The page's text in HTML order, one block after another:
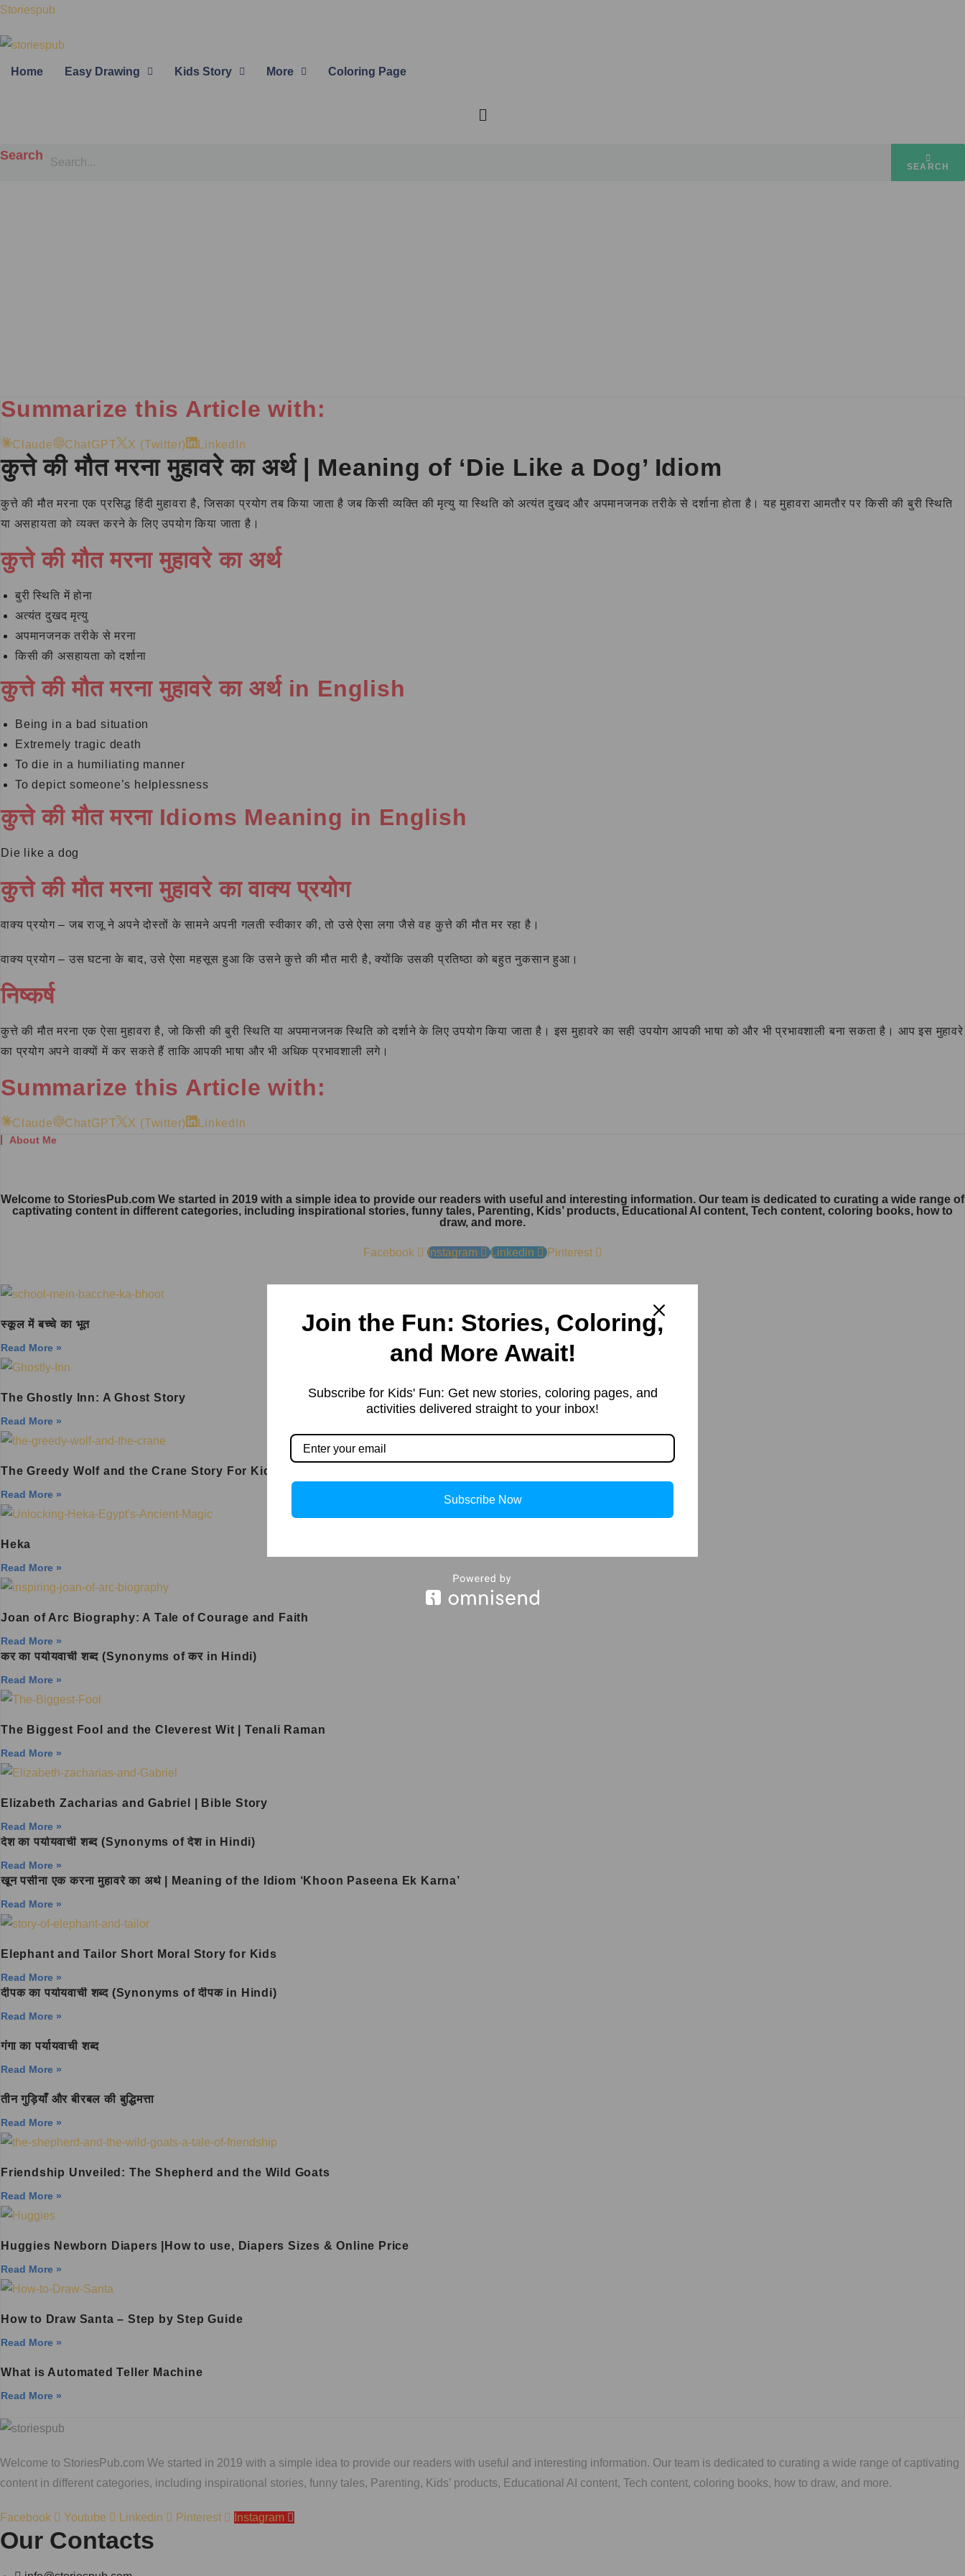
Skip
content
Storiespub
Home Easy Drawing Kids Story More Coloring Page
Search
SEARCH
Summarize this Article with:
Claude ChatGPT X (Twitter) LinkedIn
कुत्ते की मौत मरना मुहावरे का अर्थ | Meaning of ‘Die Like a Dog’ Idiom
कुत्ते की मौत मरना एक प्रसिद्ध हिंदी मुहावरा है, जिसका प्रयोग तब किया जाता है जब किसी व्यक्ति की मृत्यु या स्थिति को अत्यंत दुखद और अपमानजनक तरीके से दर्शाना होता है। यह मुहावरा आमतौर पर किसी की बुरी स्थिति
या असहायता को व्यक्त करने के लिए उपयोग किया जाता है।
कुत्ते की मौत मरना मुहावरे का अर्थ
बुरी स्थिति में होना
अत्यंत दुखद मृत्यु
अपमानजनक तरीके से मरना
किसी की असहायता को दर्शाना
कुत्ते की मौत मरना मुहावरे का अर्थ in English
Being in a bad situation
Extremely tragic death
To die in a humiliating manner
To depict someone’s helplessness
कुत्ते की मौत मरना Idioms Meaning in English
Die like a dog
कुत्ते की मौत मरना मुहावरे का वाक्य प्रयोग
वाक्य प्रयोग – जब राजू ने अपने दोस्तों के सामने अपनी गलती स्वीकार की, तो उसे ऐसा लगा जैसे वह कुत्ते की मौत मर रहा है।
वाक्य प्रयोग – उस घटना के बाद, उसे ऐसा महसूस हुआ कि उसने कुत्ते की मौत मारी है, क्योंकि उसकी प्रतिष्ठा को बहुत नुकसान हुआ।
निष्कर्ष
कुत्ते की मौत मरना एक ऐसा मुहावरा है, जो किसी की बुरी स्थिति या अपमानजनक स्थिति को दर्शाने के लिए उपयोग किया जाता है। इस मुहावरे का सही उपयोग आपकी भाषा को और भी प्रभावशाली बना सकता है। आप इस मुहावरे
का प्रयोग अपने वाक्यों में कर सकते हैं ताकि आपकी भाषा और भी अधिक प्रभावशाली लगे।
Summarize this Article with:
Claude ChatGPT X (Twitter) LinkedIn
About Me
Welcome to StoriesPub.com We started in 2019 with a simple idea to provide our readers with useful and interesting information. Our team is dedicated to curating a wide range of
captivating content in different categories, including inspirational stories, funny tales, Parenting, Kids’ products, Educational AI content, Tech content, coloring books, how to
draw, and more.
Facebook Instagram Linkedin Pinterest
स्कूल में बच्चे का भूत
Read More »
The Ghostly Inn: A Ghost Story
Read More »
The Greedy Wolf and the Crane Story For Kids
Read More »
Heka
Read More »
Joan of Arc Biography: A Tale of Courage and Faith
Read More »
कर का पर्यायवाची शब्द (Synonyms of कर in Hindi)
Read More »
The Biggest Fool and the Cleverest Wit | Tenali Raman
Read More »
Elizabeth Zacharias and Gabriel | Bible Story
Read More »
देश का पर्यायवाची शब्द (Synonyms of देश in Hindi)
Read More »
खून पसीना एक करना मुहावरे का अर्थ | Meaning of the Idiom ‘Khoon Paseena Ek Karna’
Read More »
Elephant and Tailor Short Moral Story for Kids
Read More »
दीपक का पर्यायवाची शब्द (Synonyms of दीपक in Hindi)
Read More »
गंगा का पर्यायवाची शब्द
Read More »
तीन गुड़ियाँ और बीरबल की बुद्धिमत्ता
Read More »
Friendship Unveiled: The Shepherd and the Wild Goats
Read More »
Huggies Newborn Diapers |How to use, Diapers Sizes & Online Price
Read More »
How to Draw Santa – Step by Step Guide
Read More »
What is Automated Teller Machine
Read More »
Welcome to StoriesPub.com We started in 2019 with a simple idea to provide our readers with useful and interesting information. Our team is dedicated to curating a wide range of captivating
content in different categories, including inspirational stories, funny tales, Parenting, Kids’ products, Educational AI content, Tech content, coloring books, how to draw, and more.
Facebook Youtube Linkedin Pinterest Instagram
Our Contacts
Join the Fun: Stories, Coloring,
and More Await!
Subscribe for Kids' Fun: Get new stories, coloring pages, and
activities delivered straight to your inbox!
Subscribe Now